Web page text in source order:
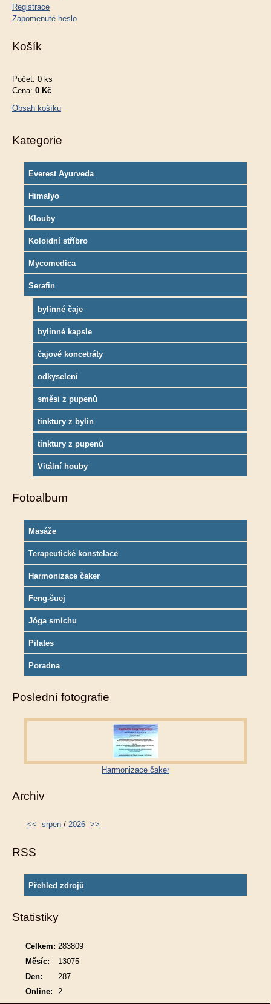
Registrace
Zapomenuté heslo
Košík
Počet: 0 ks
Cena: 0 Kč
Obsah košíku
Kategorie
Everest Ayurveda
Himalyo
Klouby
Koloidní stříbro
Mycomedica
Serafin
bylinné čaje
bylinné kapsle
čajové koncetráty
odkyselení
směsi z pupenů
tinktury z bylin
tinktury z pupenů
Vitální houby
Fotoalbum
Masáže
Terapeutické konstelace
Harmonizace čaker
Feng-šuej
Jóga smíchu
Pilates
Poradna
Poslední fotografie
Harmonizace čaker
Archiv
<< srpen / 2026 >>
RSS
Přehled zdrojů
Statistiky
Online: 2
Celkem: 283809
Měsíc:
13075
Den:
287